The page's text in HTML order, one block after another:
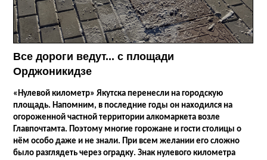
Все дороги ведут... с площади
Орджоникидзе
«Нулевой километр» Якутска перенесли на городскую
площадь. Напомним, в последние годы он находился на
огороженной частной территории алкомаркета возле
Главпочтамта. Поэтому многие горожане и гости столицы о
нём особо даже и не знали. При всем желании его сложно
было разглядеть через оградку. Знак нулевого километра